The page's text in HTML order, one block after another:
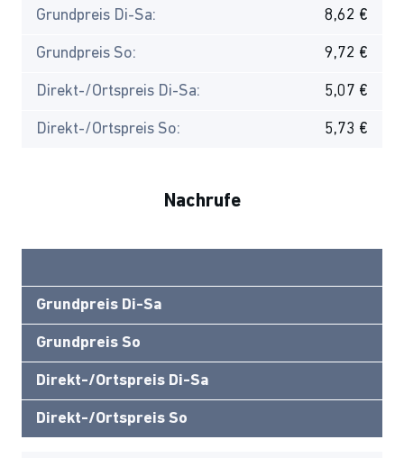
Grundpreis Di-Sa: 8,62 €
Grundpreis So: 9,72 €
Direkt-/Ortspreis Di-Sa: 5,07 €
Direkt-/Ortspreis So: 5,73 €
Nachrufe
Grundpreis Di-Sa
Grundpreis So
Direkt-/Ortspreis Di-Sa
Direkt-/Ortspreis So